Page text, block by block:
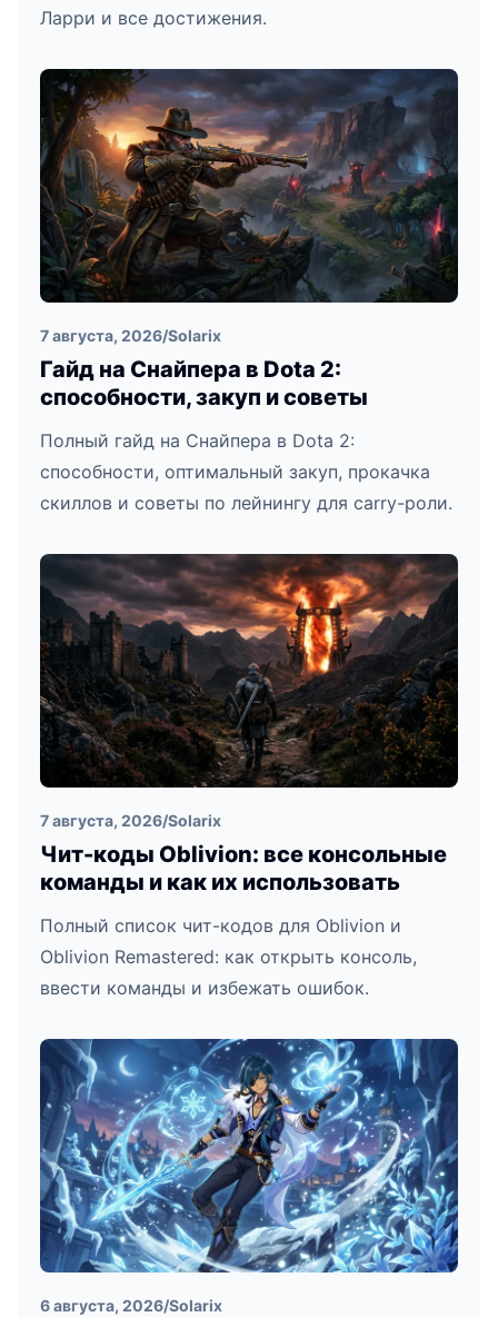
Ларри и все достижения.
7 августа, 2026/Solarix
Гайд на Снайпера в Dota 2:
способности, закуп и советы
Полный гайд на Снайпера в Dota 2:
способности, оптимальный закуп, прокачка
скиллов и советы по лейнингу для carry-роли.
7 августа, 2026/Solarix
Чит-коды Oblivion: все консольные
команды и как их использовать
Полный список чит-кодов для Oblivion и
Oblivion Remastered: как открыть консоль,
ввести команды и избежать ошибок.
6 августа, 2026/Solarix